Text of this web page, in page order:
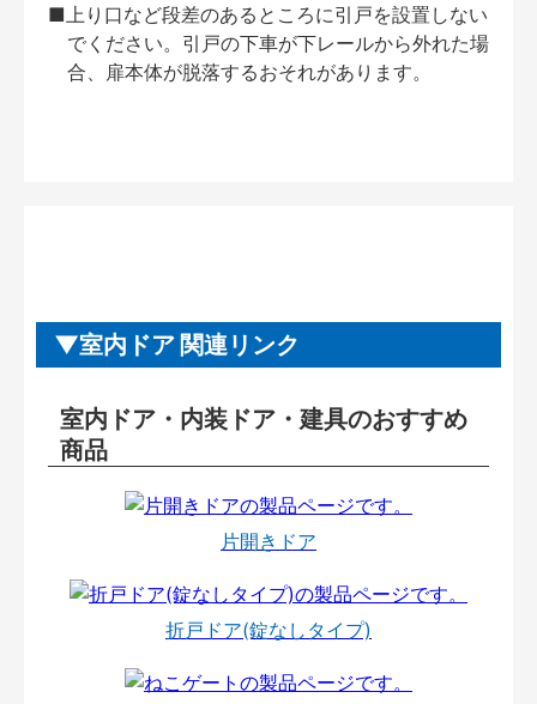
■上り口など段差のあるところに引戸を設置しない
でください。引戸の下車が下レールから外れた場
合、扉本体が脱落するおそれがあります。
室内ドア 関連リンク
室内ドア・内装ドア・建具のおすすめ
商品
片開きドア
折戸ドア(錠なしタイプ)